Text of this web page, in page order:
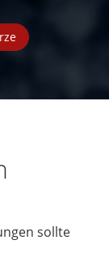
sollte